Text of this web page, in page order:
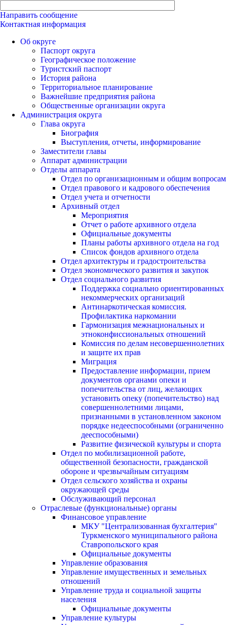
Направить сообщение
Контактная информация
Об округе
Паспорт округа
Географическое положение
Туристский паспорт
История района
Территориальное планирование
Важнейшие предприятия района
Общественные организации округа
Администрация округа
Глава округа
Биография
Выступления, отчеты, информирование
Заместители главы
Аппарат администрации
Отделы аппарата
Отдел по организационным и общим вопросам
Отдел правового и кадрового обеспечения
Отдел учета и отчетности
Архивный отдел
Мероприятия
Отчет о работе архивного отдела
Официальные документы
Планы работы архивного отдела на год
Список фондов архивного отдела
Отдел архитектуры и градостроительства
Отдел экономического развития и закупок
Отдел социального развития
Поддержка социально ориентированных
некоммерческих организаций
Антинаркотическая комиссия.
Профилактика наркомании
Гармонизация межнациональных и
этноконфиссиональных отношений
Комиссия по делам несовершеннолетних
и защите их прав
Миграция
Предоставление информации, прием
документов органами опеки и
попечительства от лиц, желающих
установить опеку (попечительство) над
совершеннолетними лицами,
признанными в установленном законом
порядке недееспособными (ограниченно
дееспособными)
Развитие физической культуры и спорта
Отдел по мобилизационной работе,
общественной безопасности, гражданской
оборонe и чрезвычайным ситуациям
Отдел сельского хозяйства и охраны
окружающей среды
Обслуживающий персонал
Отраслевые (функциональные) органы
Финансовое управление
МКУ "Централизованная бухгалтерия"
Туркменского муниципального района
Ставропольского края
Официальные документы
Управление образования
Управление имущественных и земельных
отношений
Управление труда и социальной защиты
населения
Официальные документы
Управление культуры